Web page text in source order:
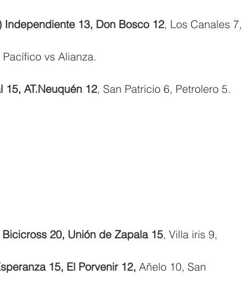
13, Don Bosco 12, Los Canales 7,
vs Alianza.
AT.Neuquén 12, San Patricio 6, Petrolero 5.
20, Unión de Zapala 15, Villa iris 9,
15, El Porvenir 12, Añelo 10, San